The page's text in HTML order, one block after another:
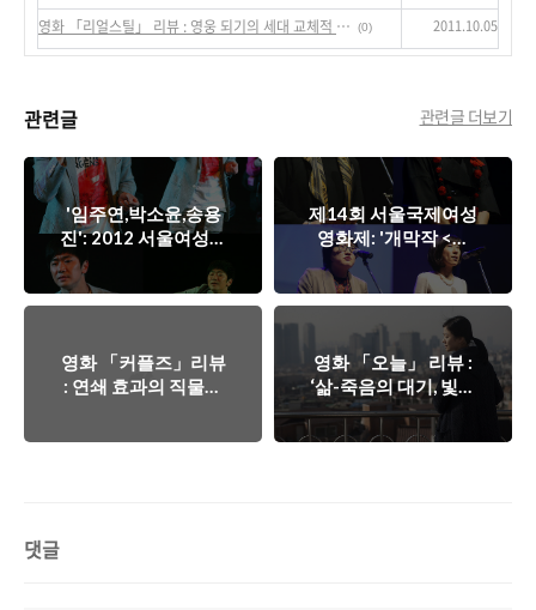
영화 「리얼스틸」 리뷰 : 영웅 되기의 세대 교체적 서사 (0) 2011.10.05
관련글 관련글 더보기
'임주연,박소윤,송용
진': 2012 서울여성국
제영화제 22일의 '열
제14회 서울국제여성
영화제: '개막작 <더
프라이즈>를 달고 아
득한 항해를 시작하
다'
영화 「커플즈」리뷰
: 연쇄 효과의 직물을
영화 「오늘」 리뷰 :
‘삶-죽음의 대기, 빛과
어둠의 양면’
댓글